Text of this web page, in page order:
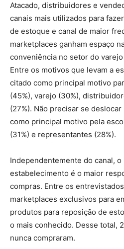
Atacado, distribuidores e
canais mais utilizados para
de estoque e canal de maior
marketplaces ganham espaço
conveniência no setor do
Entre os motivos que levam a
citado como principal motivo
(45%), varejo (30%),
(27%). Não precisar se
como principal motivo pela
(31%) e representantes (28%).
Independentemente do canal,
estabelecimento é o maior
compras. Entre os
marketplaces exclusivos para
produtos para reposição de
o mais conhecido. Desse total,
nunca compraram.